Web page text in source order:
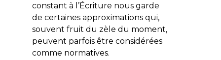
constant à l’Écriture nous garde
de certaines approximations qui,
souvent fruit du zèle du moment,
peuvent parfois être considérées
comme normatives.